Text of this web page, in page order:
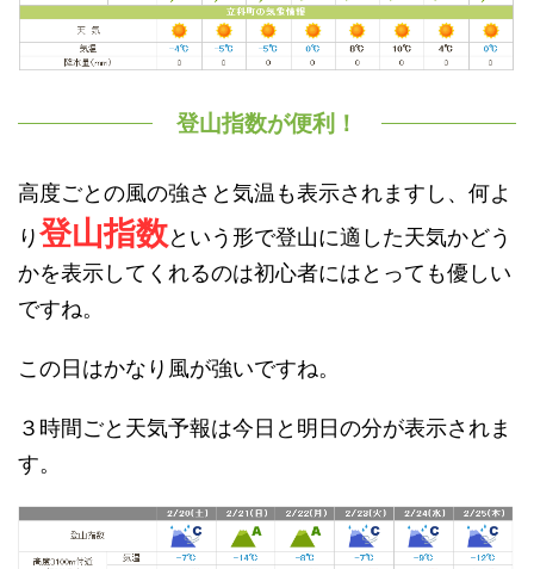
登山指数が便利！
高度ごとの風の強さと気温も表示されますし、何よ
り登山指数という形で登山に適した天気かどう
かを表示してくれるのは初心者にはとっても優しい
ですね。
この日はかなり風が強いですね。
３時間ごと天気予報は今日と明日の分が表示されま
す。